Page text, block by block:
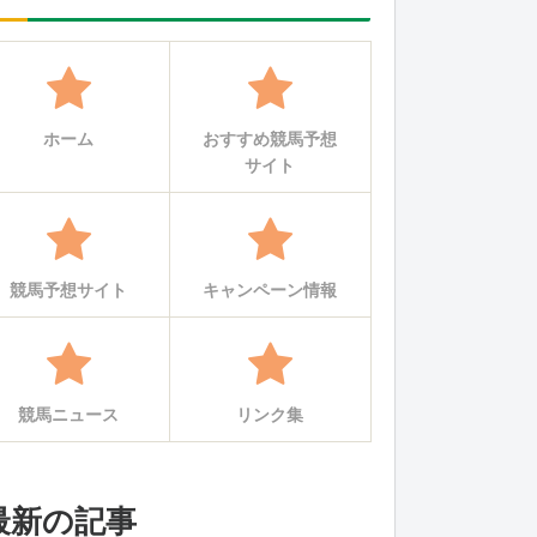
ホーム
おすすめ競馬予想
サイト
競馬予想サイト キャンペーン情報
競馬ニュース リンク集
新の記事